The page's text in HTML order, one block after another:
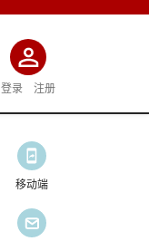
登录 注册
移动端